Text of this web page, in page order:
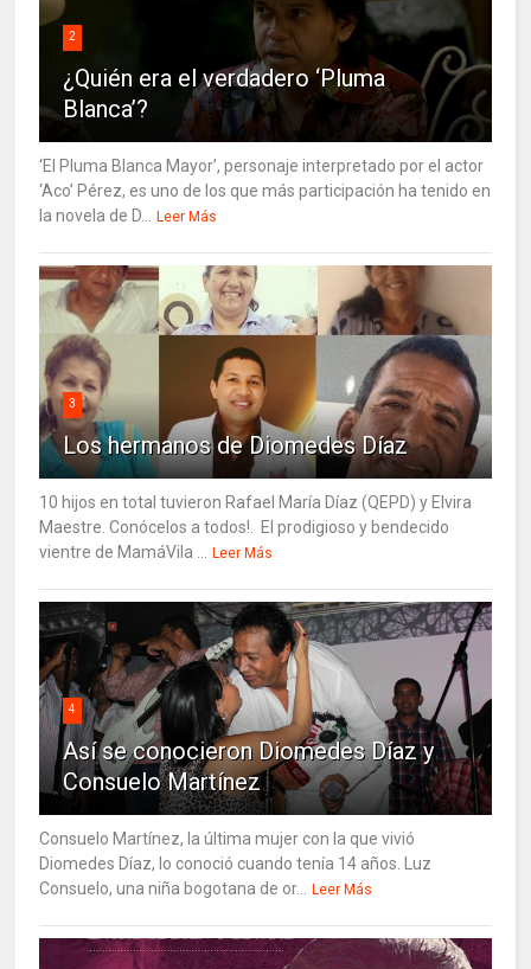
2
¿Quién era el verdadero ‘Pluma
Blanca’?
‘El Pluma Blanca Mayor’, personaje interpretado por el actor
‘Aco’ Pérez, es uno de los que más participación ha tenido en
la novela de D... Leer Más
3
Los hermanos de Diomedes Díaz
10 hijos en total tuvieron Rafael María Díaz (QEPD) y Elvira
Maestre. Conócelos a todos!. El prodigioso y bendecido
vientre de MamáVila ... Leer Más
4
Así se conocieron Diomedes Díaz y
Consuelo Martínez
Consuelo Martínez, la última mujer con la que vivió
Diomedes Díaz, lo conoció cuando tenía 14 años. Luz
Consuelo, una niña bogotana de or... Leer Más